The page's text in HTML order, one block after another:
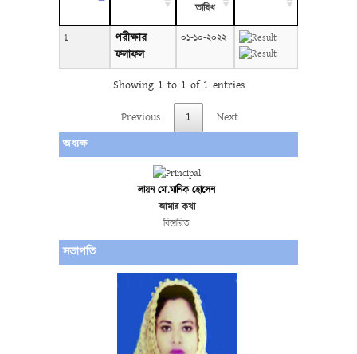
তারিখ
1
পরীক্ষার
ফলাফল
০১-১০-২০২২
Showing 1 to 1 of 1 entries
Previous
1
Next
অধ্যক্ষ
লায়ন মো.মানিক হোসেন
আমার কথা
বিস্তারিত
সভাপতি